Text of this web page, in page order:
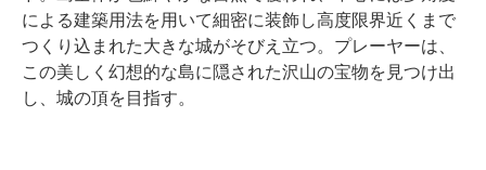
による建築用法を用いて細密に装飾し高度限界近くまで
つくり込まれた大きな城がそびえ立つ。プレーヤーは、
この美しく幻想的な島に隠された沢山の宝物を見つけ出
し、城の頂を目指す。